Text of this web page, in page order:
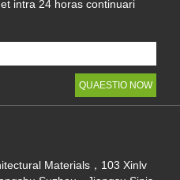
intra 24 horas continuari
Materials，103 Xinlv